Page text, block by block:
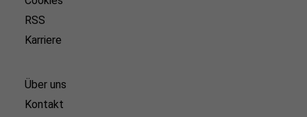
RSS
Karriere
Über uns
Kontakt